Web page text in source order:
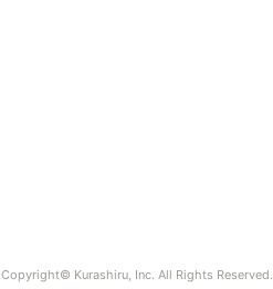
Copyright© Kurashiru, Inc. All Rights Reserved.